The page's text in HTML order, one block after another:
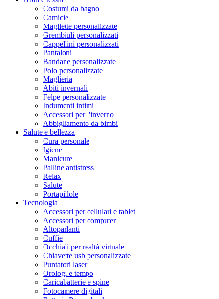
Costumi da bagno
Camicie
Magliette personalizzate
Grembiuli personalizzati
Cappellini personalizzati
Pantaloni
Bandane personalizzate
Polo personalizzate
Maglieria
Abiti invernali
Felpe personalizzate
Indumenti intimi
Accessori per l'inverno
Abbigliamento da bimbi
Salute e bellezza
Cura personale
Igiene
Manicure
Palline antistress
Relax
Salute
Portapillole
Tecnologia
Accessori per cellulari e tablet
Accessori per computer
Altoparlanti
Cuffie
Occhiali per realtà virtuale
Chiavette usb personalizzate
Puntatori laser
Orologi e tempo
Caricabatterie e spine
Fotocamere digitali